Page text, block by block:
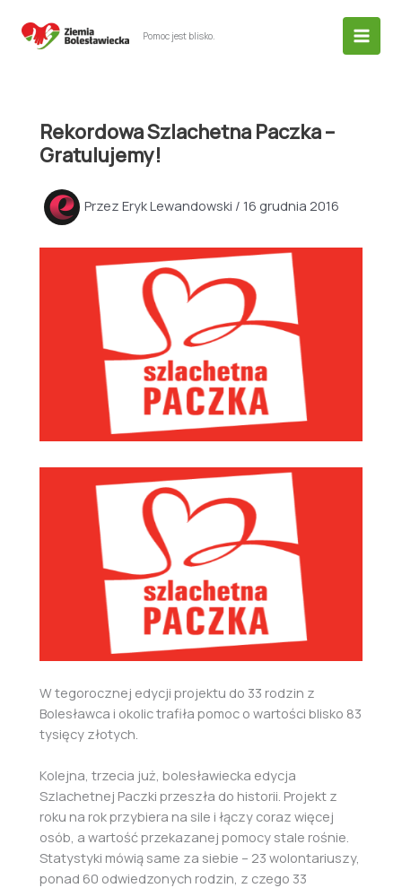
Pomoc jest blisko.
Rekordowa Szlachetna Paczka –
Gratulujemy!
Przez Eryk Lewandowski / 16 grudnia 2016
W tegorocznej edycji projektu do 33 rodzin z
Bolesławca i okolic trafiła pomoc o wartości blisko 83
tysięcy złotych.
Kolejna, trzecia już, bolesławiecka edycja
Szlachetnej Paczki przeszła do historii. Projekt z
roku na rok przybiera na sile i łączy coraz więcej
osób, a wartość przekazanej pomocy stale rośnie.
Statystyki mówią same za siebie – 23 wolontariuszy,
ponad 60 odwiedzonych rodzin, z czego 33